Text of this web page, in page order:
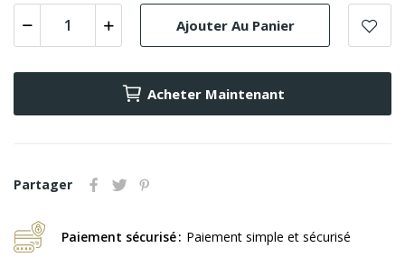
Ajouter Au Panier
Acheter Maintenant
Partager
Paiement sécurisé Paiement simple et sécurisé